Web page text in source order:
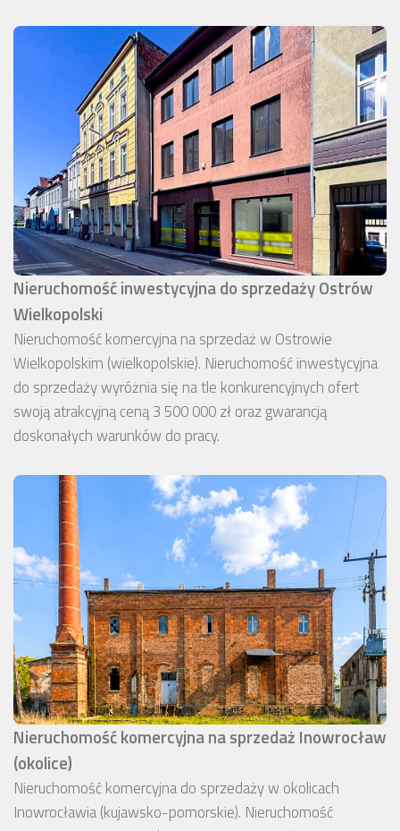
Nieruchomość inwestycyjna do sprzedaży Ostrów
Wielkopolski
Nieruchomość komercyjna na sprzedaż w Ostrowie
Wielkopolskim (wielkopolskie). Nieruchomość inwestycyjna
do sprzedaży wyróżnia się na tle konkurencyjnych ofert
swoją atrakcyjną ceną 3 500 000 zł oraz gwarancją
doskonałych warunków do pracy.
Nieruchomość komercyjna na sprzedaż Inowrocław
(okolice)
Nieruchomość komercyjna do sprzedaży w okolicach
Inowrocławia (kujawsko-pomorskie). Nieruchomość